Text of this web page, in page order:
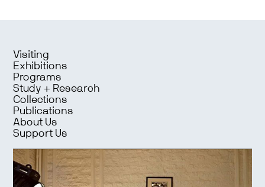
Visiting
Exhibitions
Programs
Study + Research
Collections
Publications
About Us
Support Us